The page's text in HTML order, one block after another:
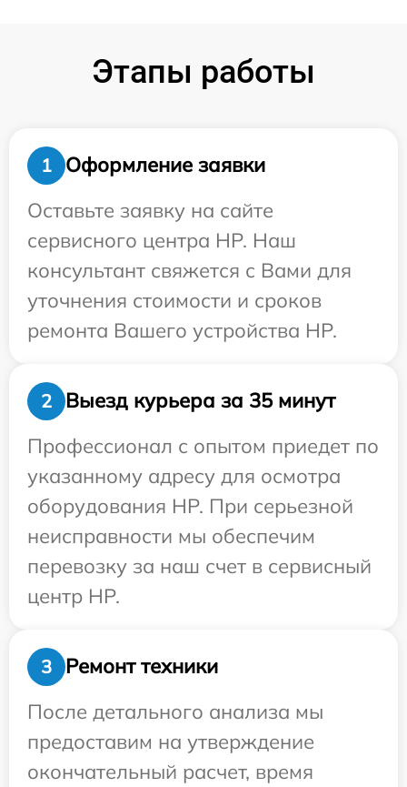
Этапы работы
1
Оформление заявки
Оставьте заявку на сайте
сервисного центра HP. Наш
консультант свяжется с Вами для
уточнения стоимости и сроков
ремонта Вашего устройства HP.
2
Выезд курьера за 35 минут
Профессионал с опытом приедет по
указанному адресу для осмотра
оборудования HP. При серьезной
неисправности мы обеспечим
перевозку за наш счет в сервисный
центр HP.
3
Ремонт техники
После детального анализа мы
предоставим на утверждение
окончательный расчет, время